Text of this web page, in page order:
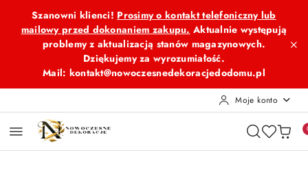
Przejdź do treści głównej
Przejdź do wyszukiwarki
Przejdź do moje konto
Przejdź do menu głównego
Przejdź do opisu produktu
Przejdź do stopki
Szanowni klienci! Prosimy o kontakt telefoniczny lub
mailowy przed dokonaniem zakupu. Aktualnie występują
problemy z aktualizacją stanów magazynowych.
Dziękujemy za wyrozumiałość.
Mail: kontakt@nowoczesnedekoracjedodomu.pl
Moje konto